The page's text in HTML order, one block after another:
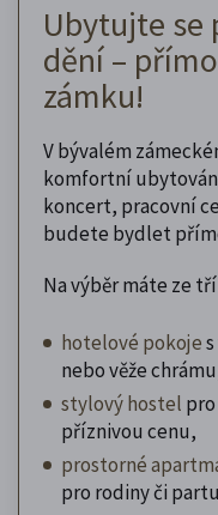
Ubytujte se
dění –
zámku!
V bývalém
komfortní
koncert, pracovní
budete bydlet
Na výběr máte ze
hotelové pokoje
nebo věže
stylový hostel
příznivou cenu,
prostorné
pro rodiny či